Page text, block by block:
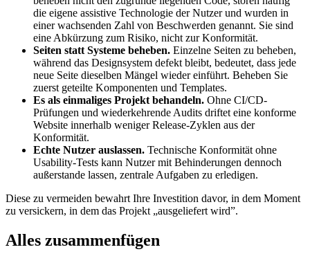
die eigene assistive Technologie der Nutzer und wurden in
einer wachsenden Zahl von Beschwerden genannt. Sie sind
eine Abkürzung zum Risiko, nicht zur Konformität.
Seiten statt Systeme beheben. Einzelne Seiten zu beheben,
während das Designsystem defekt bleibt, bedeutet, dass jede
neue Seite dieselben Mängel wieder einführt. Beheben Sie
zuerst geteilte Komponenten und Templates.
Es als einmaliges Projekt behandeln. Ohne CI/CD-
Prüfungen und wiederkehrende Audits driftet eine konforme
Website innerhalb weniger Release-Zyklen aus der
Konformität.
Echte Nutzer auslassen. Technische Konformität ohne
Usability-Tests kann Nutzer mit Behinderungen dennoch
außerstande lassen, zentrale Aufgaben zu erledigen.
Diese zu vermeiden bewahrt Ihre Investition davor, in dem Moment
zu versickern, in dem das Projekt „ausgeliefert wird”.
Alles zusammenfügen